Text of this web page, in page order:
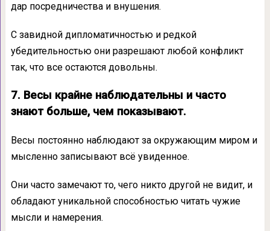
дар посредничества и внушения.
С завидной дипломатичностью и редкой
убедительностью они разрешают любой конфликт
так, что все остаются довольны.
7. Весы крайне наблюдательны и часто
знают больше, чем показывают.
Весы постоянно наблюдают за окружающим миром и
мысленно записывают всё увиденное.
Они часто замечают то, чего никто другой не видит, и
обладают уникальной способностью читать чужие
мысли и намерения.